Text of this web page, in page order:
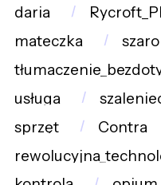
daria
mateczka
szaro
usługa
sprzęt
Contra